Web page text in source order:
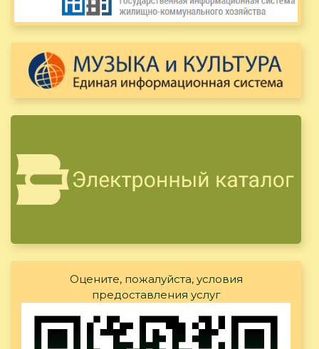
Оцените, пожалуйста, условия
предоставления услуг